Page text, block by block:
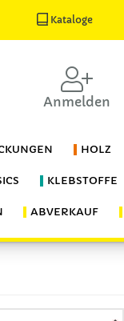
Kataloge
Anmelden
HOLZ
KLEBSTOFFE
ABVERKAUF